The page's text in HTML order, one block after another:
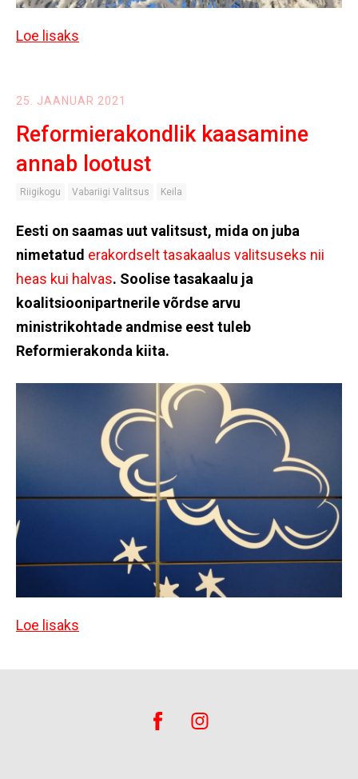
Loe lisaks
25. JAANUAR 2021
Reformierakondlik kaasamine
annab lootust
Riigikogu Vabariigi Valitsus Keila
Eesti on saamas uut valitsust, mida on juba
nimetatud erakordselt tasakaalus valitsuseks nii
heas kui halvas. Soolise tasakaalu ja
koalitsioonipartnerile võrdse arvu
ministrikohtade andmise eest tuleb
Reformierakonda kiita.
Loe lisaks